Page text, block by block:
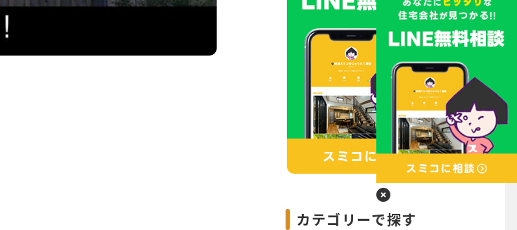
カテゴリーで探す